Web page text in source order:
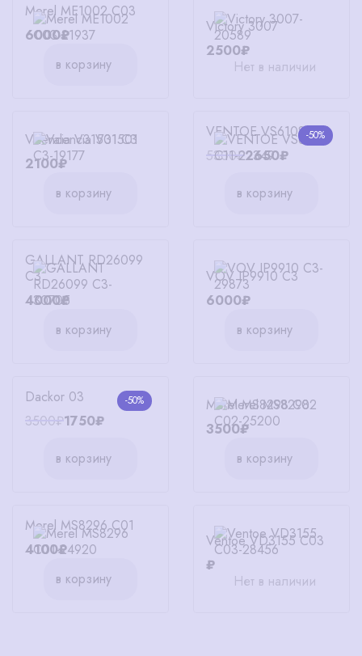
Merel ME1002 C03
6000₽
в корзину
Victory 3007
2500₽
Нет в наличии
Valencia V31501 C3
2100₽
в корзину
-50%
VENTOE VS6108 C11
5300₽2650₽
в корзину
GALLANT RD26099
C3
4000₽
в корзину
VOV IP9910 C3
6000₽
в корзину
-50%
Dackor 03
3500₽1750₽
в корзину
Merel MS8298 C02
3500₽
в корзину
Merel MS8296 C01
4100₽
в корзину
Ventoe VD3155 C03
₽
Нет в наличии